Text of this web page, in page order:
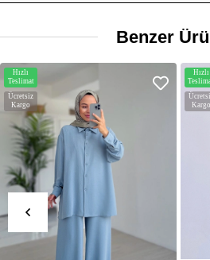
Benzer
Ücretsiz
Kargo
Hızlı
Teslimat
Kargo
Hızlı